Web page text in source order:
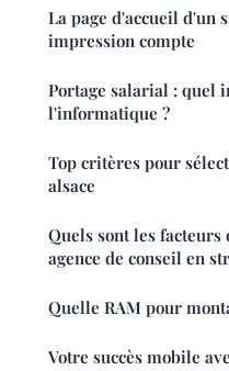
La page d'accueil d'un
impression compte
Portage salarial : quel
l'informatique ?
Top critères pour
alsace
Quels sont les facteurs
agence de conseil en
Quelle RAM pour
Votre succès mobile